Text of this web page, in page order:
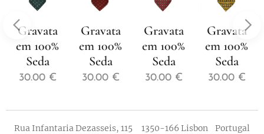
Gravata
em 100%
Seda
30.00€
Gravata
em 100%
Seda
30.00€
Gravata
em 100%
Seda
30.00€
Gravata
em 100%
Seda
30.00€
Rua Infantaria Dezasseis, 115 1350-166 Lisbon Portugal